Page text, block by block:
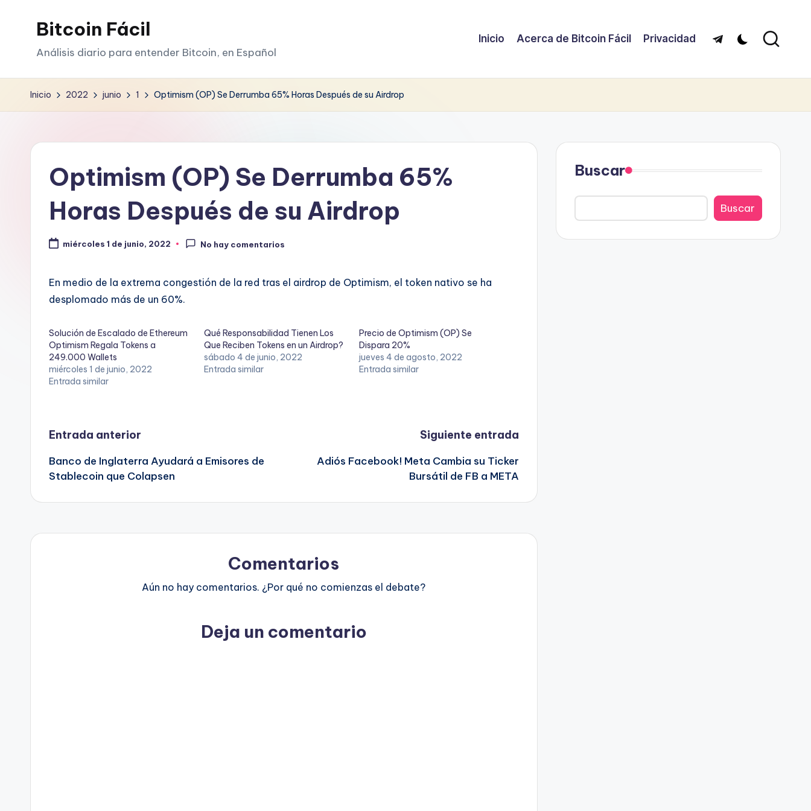
Bitcoin Fácil
Análisis diario para entender Bitcoin, en Español
Inicio Acerca de Bitcoin Fácil Privacidad Telegram
Inicio 2022 junio 1 Optimism (OP) Se Derrumba 65% Horas Después de su Airdrop
Optimism (OP) Se Derrumba 65%
Horas Después de su Airdrop
miércoles 1 de junio, 2022 No hay comentarios
En medio de la extrema congestión de la red tras el airdrop de Optimism, el token nativo se ha
desplomado más de un 60%.
Solución de Escalado de Ethereum
Optimism Regala Tokens a
249.000 Wallets
miércoles 1 de junio, 2022
Entrada similar
Qué Responsabilidad Tienen Los
Que Reciben Tokens en un Airdrop?
sábado 4 de junio, 2022
Entrada similar
Precio de Optimism (OP) Se
Dispara 20%
jueves 4 de agosto, 2022
Entrada similar
Navegación
de
entradas
Entrada anterior
Banco de Inglaterra Ayudará a Emisores de
Stablecoin que Colapsen
Siguiente entrada
Adiós Facebook! Meta Cambia su Ticker
Bursátil de FB a META
Comentarios
Aún no hay comentarios. ¿Por qué no comienzas el debate?
Deja un comentario
Buscar
Buscar